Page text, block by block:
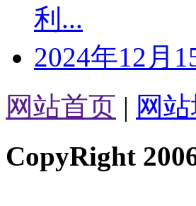
利...
2024年12月
网站首页 | 网
CopyRight